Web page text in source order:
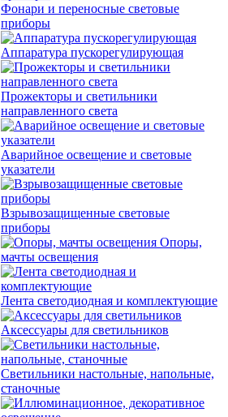
Фонари и переносные световые
приборы
Аппаратура пускорегулирующая
Прожекторы и светильники
направленного света
Аварийное освещение и световые
указатели
Взрывозащищенные световые
приборы
Опоры,
мачты освещения
Лента светодиодная и комплектующие
Аксессуары для светильников
Светильники настольные, напольные,
станочные